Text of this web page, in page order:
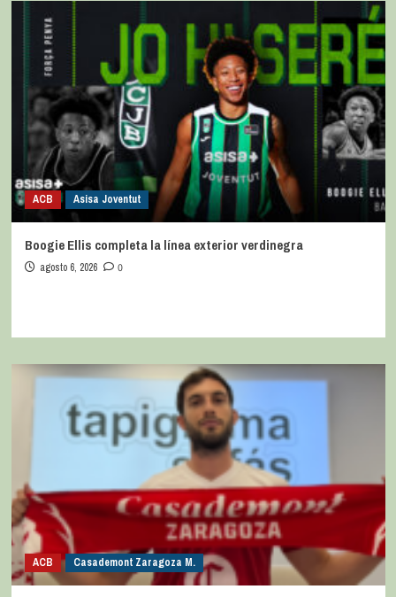
ACB Asisa Joventut
Boogie Ellis completa la línea exterior verdinegra
agosto 6, 2026 0
ACB Casademont Zaragoza M.